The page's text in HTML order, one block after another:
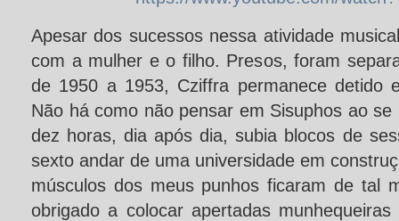
Apesar dos sucessos nessa atividade
com a mulher e o filho. Presos, foram
de 1950 a 1953, Cziffra permanece detido
Não há como não pensar em Sisuphos ao se
dez horas, dia após dia, subia blocos de
sexto andar de uma universidade em
músculos dos meus punhos ficaram de tal
obrigado a colocar apertadas